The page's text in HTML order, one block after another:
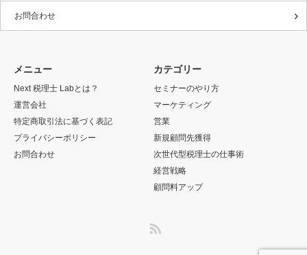
お問合わせ
メニュー
Next 税理士 Labとは？
運営会社
特定商取引法に基づく表記
プライバシーポリシー
お問合わせ
カテゴリー
セミナーのやり方
マーケティング
営業
新規顧問先獲得
次世代型税理士の仕事術
経営戦略
顧問料アップ